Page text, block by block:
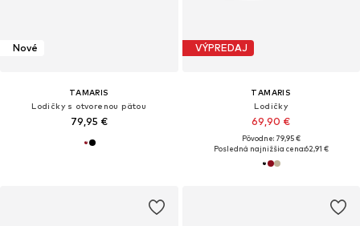
Nové
TAMARIS
Lodičky s otvorenou pätou
79,95 €
VÝPREDAJ
TAMARIS
Lodičky
69,90 €
Pôvodne: 79,95 €
Posledná najnižšia cena:62,91 €